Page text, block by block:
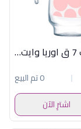
طقم شربات 7 ق اوريا وايت بينك لومينارك
0 تم البيع
اشترِ الآن